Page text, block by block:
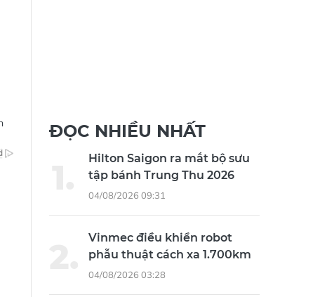
ĐỌC NHIỀU NHẤT
Hilton Saigon ra mắt bộ sưu
tập bánh Trung Thu 2026
Vinmec điều khiển robot
phẫu thuật cách xa 1.700km